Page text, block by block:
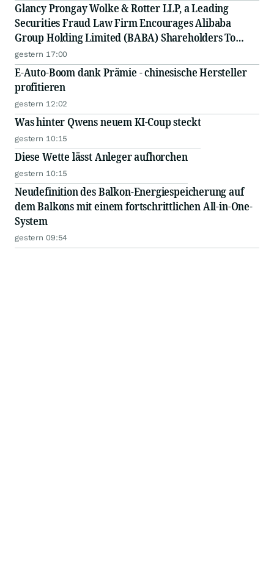
Glancy Prongay Wolke & Rotter LLP, a Leading
Securities Fraud Law Firm Encourages Alibaba
Group Holding Limited (BABA) Shareholders To
Inquire About Securities Fraud Class Action
gestern 17:00
E-Auto-Boom dank Prämie - chinesische Hersteller
profitieren
gestern 12:02
Was hinter Qwens neuem KI-Coup steckt
gestern 10:15
Diese Wette lässt Anleger aufhorchen
gestern 10:15
Neudefinition des Balkon-Energiespeicherung auf
dem Balkons mit einem fortschrittlichen All-in-One-
System
gestern 09:54